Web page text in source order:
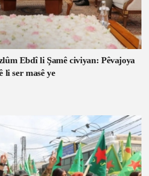
Ebdî li Şamê civiyan: Pêvajoya
li ser masê ye